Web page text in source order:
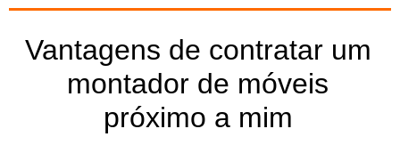
Vantagens de contratar um
montador de móveis
próximo a mim